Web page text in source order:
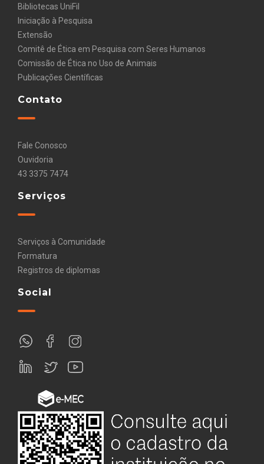
Bibliotecas UniFil
Iniciação à Pesquisa
Extensão
Comitê de Ética em Pesquisa com Seres Humanos
Comissão de Ética no Uso de Animais
Publicações Científicas
Contato
Fale Conosco
Ouvidoria
43 3375 7474
Serviços
Serviços à Comunidade
Formatura
Registros de diplomas
Social